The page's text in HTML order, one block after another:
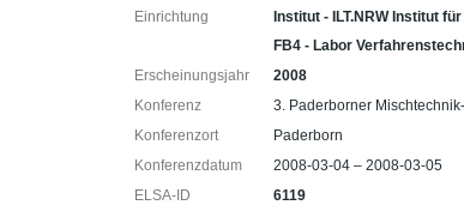
Einrichtung
Institut - ILT.NRW Institut
FB4 - Labor
Erscheinungsjahr
2008
Konferenz
3. Paderborner
Konferenzort
Paderborn
Konferenzdatum
2008-03-04 – 2008-03-05
ELSA-ID
6119